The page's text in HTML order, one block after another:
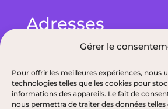
Gérer le
Pour offrir les meilleures expériences, nous
technologies telles que les cookies pour
informations des appareils. Le fait de
nous permettra de traiter des données
Adresses
Bureau à Québec : 5075
bureau 215, G2E 5G3
Bureau à Alma : 193 Bd de